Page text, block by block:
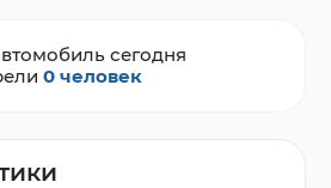
сегодня
0 человек